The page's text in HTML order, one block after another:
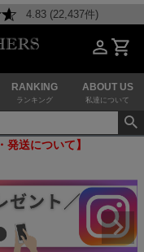
4.83 (22,437件)
RANKING
ランキング
ABOUT US
私達について
発送について】